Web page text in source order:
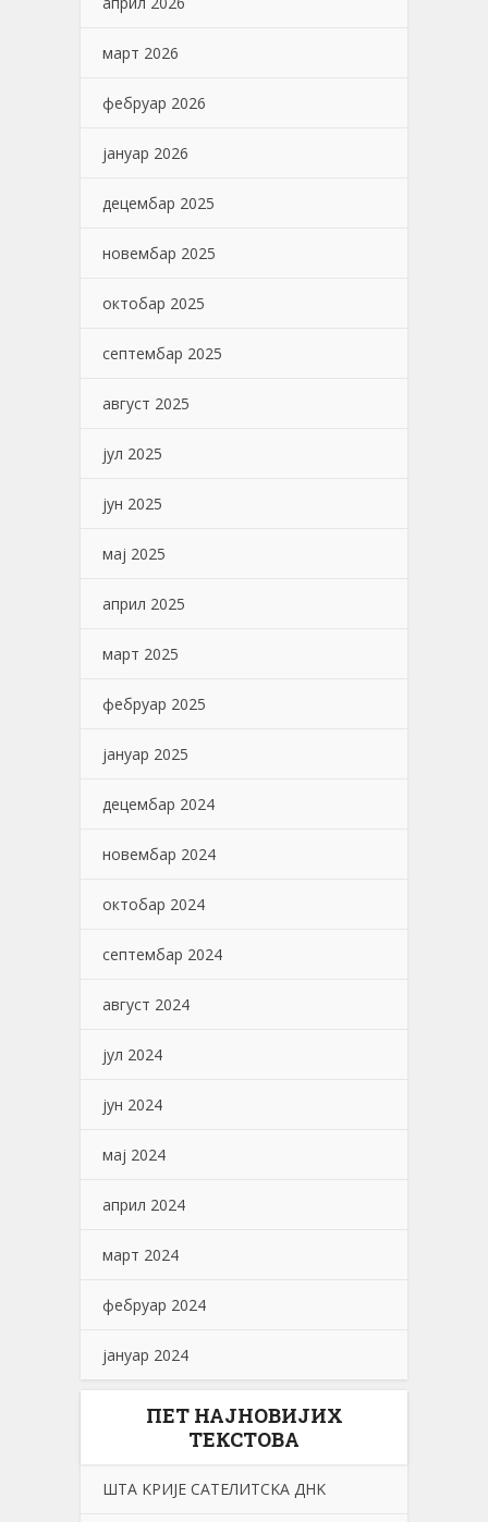
март 2026
фебруар 2026
јануар 2026
децембар 2025
новембар 2025
октобар 2025
септембар 2025
август 2025
јул 2025
јун 2025
мај 2025
април 2025
март 2025
фебруар 2025
јануар 2025
децембар 2024
новембар 2024
октобар 2024
септембар 2024
август 2024
јул 2024
јун 2024
мај 2024
април 2024
март 2024
фебруар 2024
јануар 2024
ПЕТ НАЈНОВИЈИХ
ТЕКСТОВА
ШТА KРИЈЕ САТЕЛИТСKА ДНK